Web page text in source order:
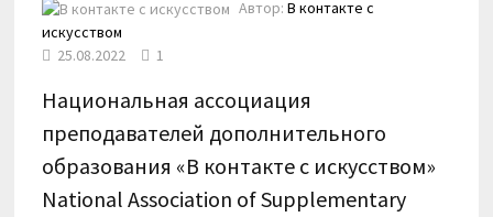
Автор:В контакте с
искусством
25.08.2022
1
Национальная ассоциация
преподавателей дополнительного
образования «В контакте с искусством»
National Association of Supplementary